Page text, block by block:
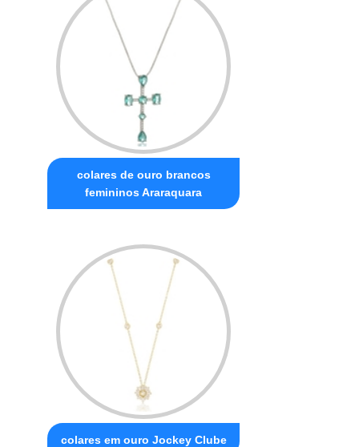
colares de ouro brancos
femininos Araraquara
colares em ouro Jockey Clube